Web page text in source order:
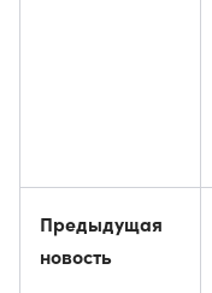
Предыдущая
новость